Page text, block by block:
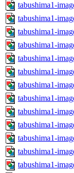
tabushima1-
tabushima1-
tabushima1-
tabushima1-
tabushima1-
tabushima1-
tabushima1-
tabushima1-
tabushima1-
tabushima1-
tabushima1-
tabushima1-
tabushima1-